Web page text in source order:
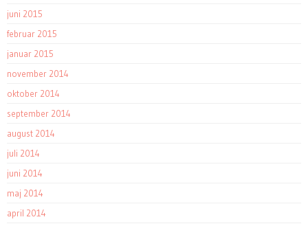
juni 2015
februar 2015
januar 2015
november 2014
oktober 2014
september 2014
august 2014
juli 2014
juni 2014
maj 2014
april 2014